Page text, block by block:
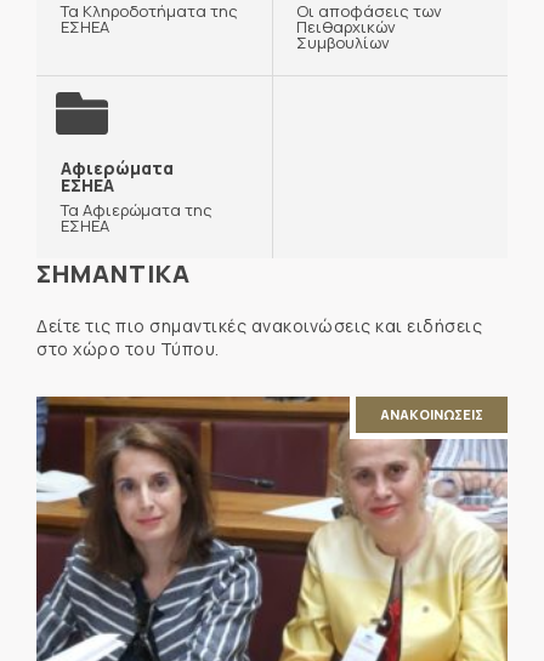
Τα Κληροδοτήματα της
ΕΣΗΕΑ
Οι αποφάσεις των
Πειθαρχικών
Συμβουλίων
Αφιερώματα
ΕΣΗΕΑ
Τα Αφιερώματα της
ΕΣΗΕΑ
ΣΗΜΑΝΤΙΚΑ
Δείτε τις πιο σημαντικές ανακοινώσεις και ειδήσεις
στο χώρο του Τύπου.
ΑΝΑΚΟΙΝΩΣΕΙΣ